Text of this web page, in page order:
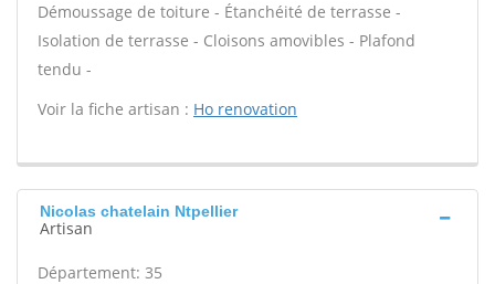
Démoussage de toiture - Étanchéité de terrasse -
Isolation de terrasse - Cloisons amovibles - Plafond
tendu -
Voir la fiche artisan : Ho renovation
Nicolas chatelain Ntpellier
Artisan
Département: 35